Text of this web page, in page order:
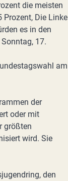
die meisten
Die Linke
es in den
17.
am
der
oder mit
größten
wird. Sie
den